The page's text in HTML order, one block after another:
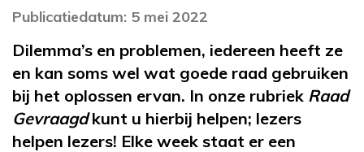
Publicatiedatum: 5 mei 2022
Dilemma’s en problemen, iedereen heeft ze
en kan soms wel wat goede raad gebruiken
bij het oplossen ervan. In onze rubriek Raad
Gevraagdkunt u hierbij helpen; lezers
helpen lezers! Elke week staat er een